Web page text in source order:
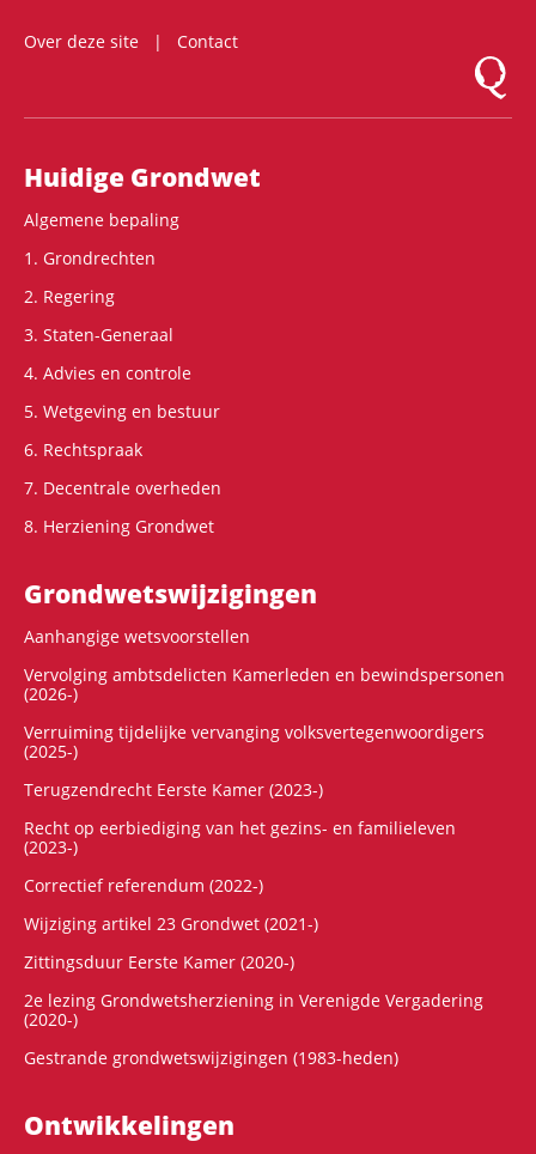
Over deze site
Contact
Logo
Hoofdnavigatie
Huidige Grondwet
Algemene bepaling
1. Grondrechten
2. Regering
3. Staten-Generaal
4. Advies en controle
5. Wetgeving en bestuur
6. Rechtspraak
7. Decentrale overheden
8. Herziening Grondwet
Grondwets­wijzigingen
Aanhangige wetsvoorstellen
Vervolging ambtsdelicten Kamerleden en bewindspersonen
(2026-)
Verruiming tijdelijke vervanging volksvertegenwoordigers
(2025-)
Terugzendrecht Eerste Kamer (2023-)
Recht op eerbiediging van het gezins- en familieleven
(2023-)
Correctief referendum (2022-)
Wijziging artikel 23 Grondwet (2021-)
Zittingsduur Eerste Kamer (2020-)
2e lezing Grondwetsherziening in Verenigde Vergadering
(2020-)
Gestrande grondwetswijzigingen (1983-heden)
Ontwikke­lingen